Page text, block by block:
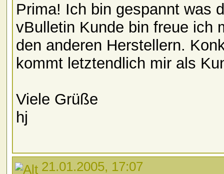
Prima! Ich bin gespannt was
vBulletin Kunde bin freue ich
den anderen Herstellern.
kommt letztendlich mir als
Viele Grüße
hj
21.01.2005, 17:07